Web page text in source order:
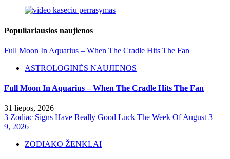
Populiariausios naujienos
Full Moon In Aquarius – When The Cradle Hits The Fan
ASTROLOGINĖS NAUJIENOS
Full Moon In Aquarius – When The Cradle Hits The Fan
31 liepos, 2026
3 Zodiac Signs Have Really Good Luck The Week Of August 3 –
9, 2026
ZODIAKO ŽENKLAI